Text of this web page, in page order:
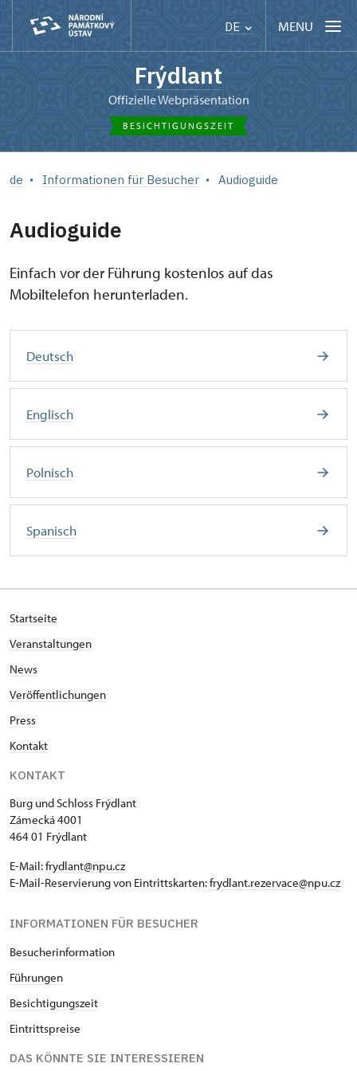
DE MENU
Frýdlant
offizielle Webpräsentation
BESICHTIGUNGSZEIT
de Informationen für Besucher Audioguide
Audioguide
Einfach vor der Führung kostenlos auf das
Mobiltelefon herunterladen.
Deutsch
Englisch
Polnisch
Spanisch
Startseite
Veranstaltungen
News
Veröffentlichungen
Press
Kontakt
KONTAKT
Burg und Schloss Frýdlant
Zámecká 4001
464 01 Frýdlant
E-Mail:frydlant@npu.cz
E-Mail-Reservierung von Eintrittskarten:frydlant.rezervace@npu.cz
INFORMATIONEN FÜR BESUCHER
Besucherinformation
Führungen
Besichtigungszeit
Eintrittspreise
DAS KÖNNTE SIE INTERESSIEREN